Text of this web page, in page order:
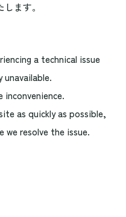
ます。
a technical issue
unavailable.
inconvenience.
as quickly as possible,
we resolve the issue.